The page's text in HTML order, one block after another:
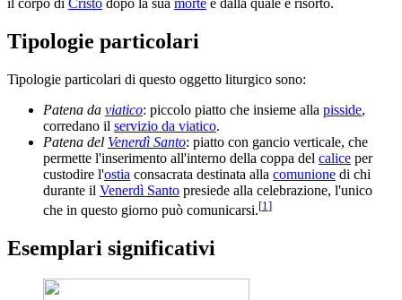
il corpo di Cristo dopo la sua morte e dalla quale è risorto.
Tipologie particolari
Tipologie particolari di questo oggetto liturgico sono:
Patena da viatico: piccolo piatto che insieme alla pisside,
corredano il servizio da viatico.
Patena del Venerdì Santo: piatto con gancio verticale, che
permette l'inserimento all'interno della coppa del calice per
custodire l'ostia consacrata destinata alla comunione di chi
durante il Venerdì Santo presiede alla celebrazione, l'unico
che in questo giorno può comunicarsi.[1]
Esemplari significativi